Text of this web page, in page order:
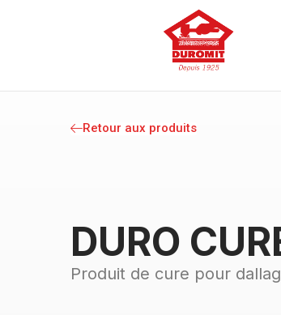
Retour aux produits
DURO
Produit de cure pour